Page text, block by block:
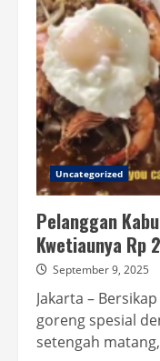
Uncategorized
Pelanggan
Kwetiaunya Rp
September 9, 2025
Jakarta –
goreng spesial
setengah